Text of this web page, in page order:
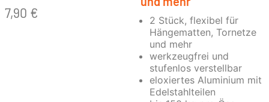
7,90 €
2 Stück, flexibel für
Hängematten, Tornetze
und mehr
werkzeugfrei und
stufenlos verstellbar
eloxiertes Aluminium mit
Edelstahlteilen